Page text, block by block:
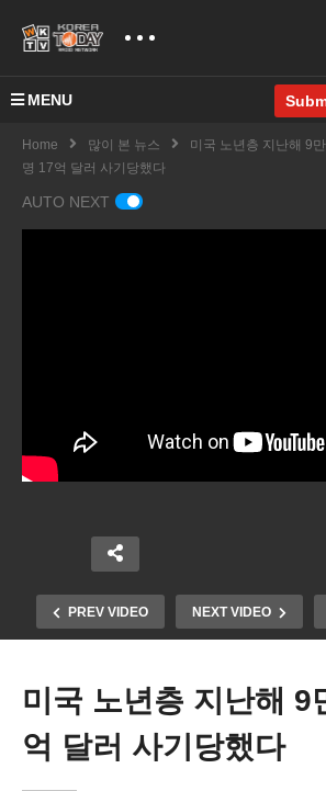
MENU
Home 많이 본 뉴스
미국 노년층 지난해 9만
명 17억 달러 사기당했다
AUTO NEXT
PREV VIDEO NEXT VIDEO
미국 노년층 지난해 9
억 달러 사기당했다